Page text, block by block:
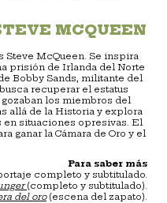
MCQUEEN
McQueen. Se inspira
prisión de Irlanda del Norte
Bobby Sands, militante del
recuperar el estatus
los miembros del
allá de la Historia y explora
en situaciones opresivas. El
ganar la Cámara de Oro y el
Para saber más
completo y subtitulado.
(completo y subtitulado).
del oro(escena del zapato).